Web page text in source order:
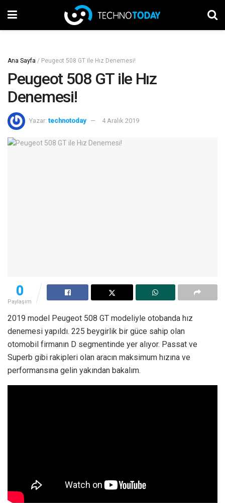
Ana Sayfa / Peugeot 508 GT ile Hız Denemesi!
Peugeot 508 GT ile Hız
Denemesi!
Yazar: technotoday 4 Aralık 2019
0
Paylaşım
2019 model Peugeot 508 GT modeliyle otobanda hız
denemesi yapıldı. 225 beygirlik bir güce sahip olan
otomobil firmanın D segmentinde yer alıyor. Passat ve
Superb gibi rakipleri olan aracın maksimum hızına ve
performansına gelin yakından bakalım.